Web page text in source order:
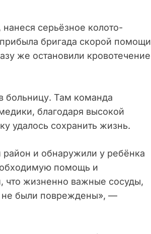
серьёзное колото-
бригада скорой помощи
же остановили кровотечение
больницу. Там команда
благодаря высокой
удалось сохранить жизнь.
и обнаружили у ребёнка
помощь и
что жизненно важные сосуды,
не были повреждены», —